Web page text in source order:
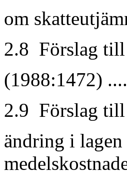
om
2.8 Förslag till
(1988:1472)
2.9 Förslag till
ändring i